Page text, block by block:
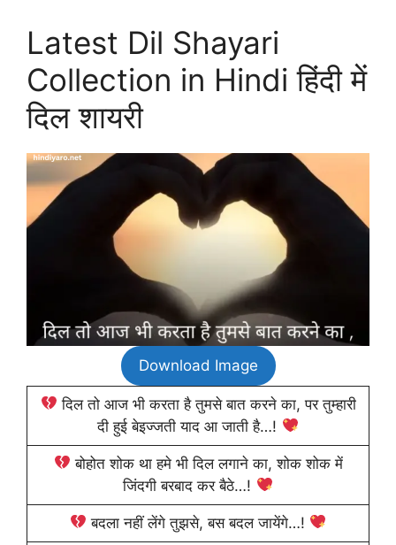
Latest Dil Shayari
Collection in Hindi हिंदी में
दिल शायरी
Download Image
दिल तो आज भी करता है तुमसे बात करने का, पर तुम्हारी
दी हुई बेइज्जती याद आ जाती है…!
बोहोत शोक था हमे भी दिल लगाने का, शोक शोक में
जिंदगी बरबाद कर बैठे…!
बदला नहीं लेंगे तुझसे, बस बदल जायेंगे…!